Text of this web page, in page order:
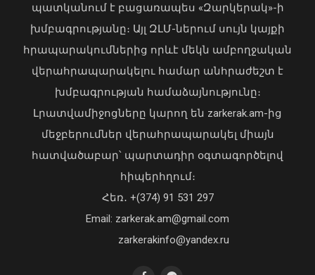
Փրկարարները հայտանաբերել են
մոլորված զբոսաշրջիկներին
07 Օգոստոս, 2026 21:03
Վարչապետ Փաշինյանն այցելել է
«ԷԼԵՎԵՅԹ ԷՅԱՅ» արհեստական
բանականության գործարան
պատկանում է բացառապես «Զարկերակ»-ի
խմբագրությանը։ Այլ ԶԼՄ-ներում սույն կայքի
հրապարակումներից որևէ մեկն ամբողջական
վերահրապարակելու համար անհրաժեշտ է
խմբագրության համաձայնությունը։
Լրատվամիջոցները կարող են zarkerak.am-ից
մեջբերումներ վերահրապարակել միայն
հատվածաբար՝ պարտադիր օգտագործելով
հիպերհղում։
Հեռ․ +(374) 91 531 297
Email: zarkerak.am@gmail.com
zarkerakinfo@yandex.ru